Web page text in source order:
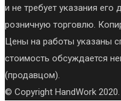
и не требует указания
розничную торговлю.
Цены на работы указаны
стоимость обсуждается
(продавцом).
© Copyright HandWork 2020.